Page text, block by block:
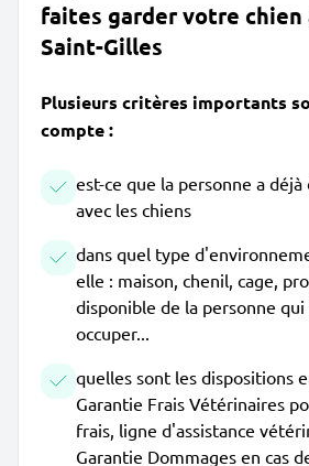
faites garder votre chien
Saint-Gilles
Plusieurs critères importants
compte :
est-ce que la personne a
avec les chiens
dans quel type
elle : maison, chenil, cage,
disponible de la personne
occuper...
quelles sont les dispositions
Garantie Frais Vétérinaires
frais, ligne d'assistance
Garantie Dommages en cas